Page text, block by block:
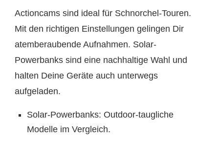
Actioncams sind ideal für Schnorchel-Touren.
Mit den richtigen Einstellungen gelingen Dir
atemberaubende Aufnahmen. Solar-
Powerbanks sind eine nachhaltige Wahl und
halten Deine Geräte auch unterwegs
aufgeladen.
Solar-Powerbanks: Outdoor-taugliche
Modelle im Vergleich.